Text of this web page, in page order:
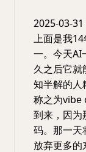
2025-03-31
上面是我
一。今天AI
久之后它就
知半解的人
称之为vibe
到来，因为
码。那一天
放弃更多的